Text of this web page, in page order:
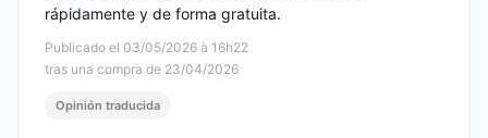
Publicado el 03/05/2026 à 16h22
tras una compra de 23/04/2026
rápidamente y de forma gratuita.
Opinión traducida